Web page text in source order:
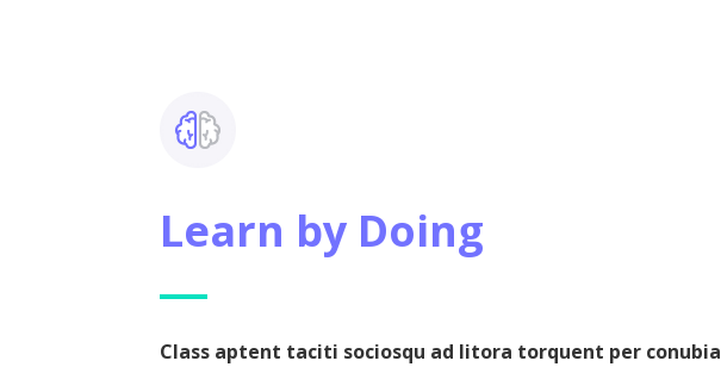
Learn by Doing
Class aptent taciti sociosqu ad litora torquent per conubia